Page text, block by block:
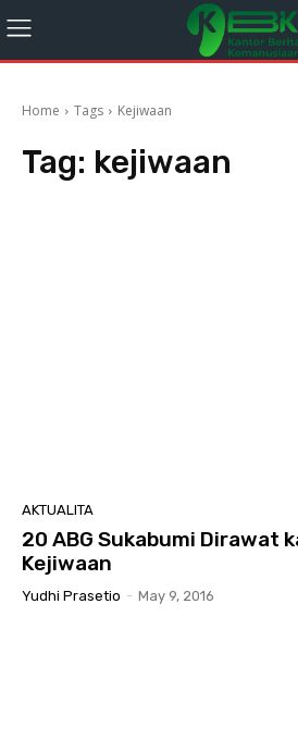
Home Tags Kejiwaan
Tag: kejiwaan
AKTUALITA
20 ABG Sukabumi Dirawat
Kejiwaan
Yudhi Prasetio - May 9, 2016